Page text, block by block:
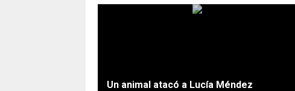
Un animal atacó a Lucía Méndez